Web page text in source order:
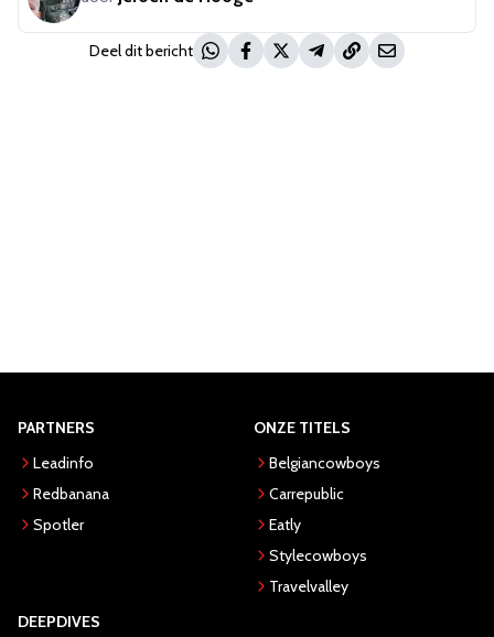
Deel dit bericht
PARTNERS
Leadinfo
Redbanana
Spotler
ONZE TITELS
Belgiancowboys
Carrepublic
Eatly
Stylecowboys
Travelvalley
DEEPDIVES